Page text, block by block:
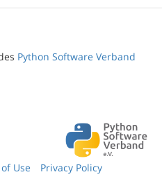
Python Software Verband
Use Privacy Policy